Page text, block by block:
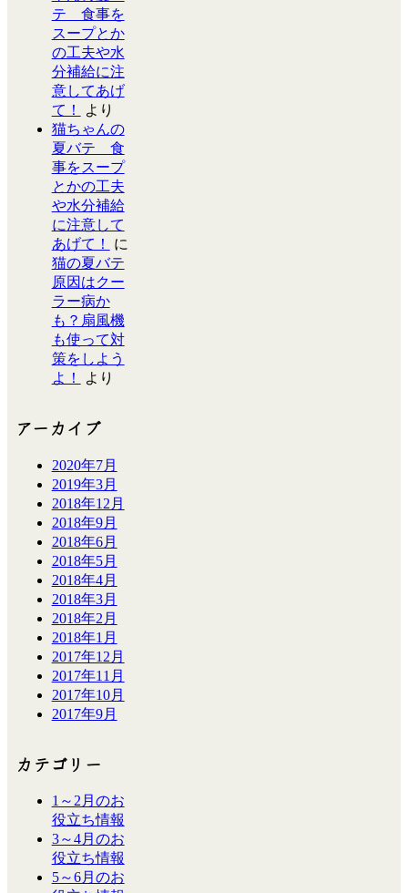
テ 食事を
スープとか
の工夫や水
分補給に注
意してあげ
て！
より
猫ちゃんの
夏バテ 食
事をスープ
とかの工夫
や水分補給
に注意して
あげて！
に
猫の夏バテ
原因はクー
ラー病か
も？扇風機
も使って対
策をしよう
よ！
より
アーカイブ
2020年7月
2019年3月
2018年12月
2018年9月
2018年6月
2018年5月
2018年4月
2018年3月
2018年2月
2018年1月
2017年12月
2017年11月
2017年10月
2017年9月
カテゴリー
1～2月のお
役立ち情報
3～4月のお
役立ち情報
5～6月のお